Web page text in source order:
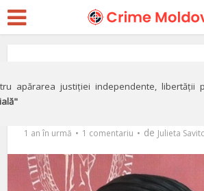
apărarea justiției independente, libertății
VIDEO//
1 an în urmă 1 comentariu de Julieta